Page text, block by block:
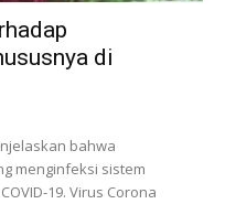
di
bahwa
menginfeksi sistem
19. Virus Corona